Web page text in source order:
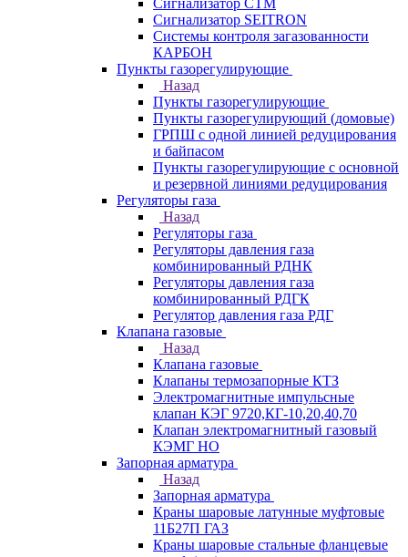
Сигнализатор СТМ
Сигнализатор SEITRON
Системы контроля загазованности
КАРБОН
Пункты газорегулирующие
Назад
Пункты газорегулирующие
Пункты газорегулирующий (домовые)
ГРПШ с одной линией редуцирования
и байпасом
Пункты газорегулирующие с основной
и резервной линиями редуцирования
Регуляторы газа
Назад
Регуляторы газа
Регуляторы давления газа
комбинированный РДНК
Регуляторы давления газа
комбинированный РДГК
Регулятор давления газа РДГ
Клапана газовые
Назад
Клапана газовые
Клапаны термозапорные КТЗ
Электромагнитные импульсные
клапан КЭГ 9720,КГ-10,20,40,70
Клапан электромагнитный газовый
КЭМГ НО
Запорная арматура
Назад
Запорная арматура
Краны шаровые латунные муфтовые
11Б27П ГАЗ
Краны шаровые стальные фланцевые